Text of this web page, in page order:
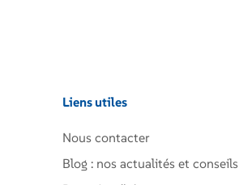
Liens utiles
Nous contacter
Blog : nos actualités et conseils